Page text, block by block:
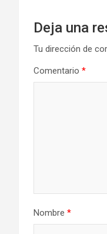
Deja una
Tu dirección de
Comentario *
Nombre *